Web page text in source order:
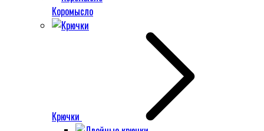
Коромысло
Крючки